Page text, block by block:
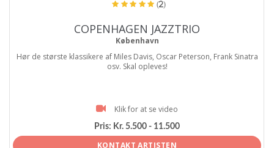
(2)
COPENHAGEN JAZZTRIO
København
Hør de største klassikere af Miles Davis, Oscar Peterson, Frank Sinatra
osv. Skal opleves!
Klik for at se video
Pris: Kr. 5.500 - 11.500
KONTAKT ARTISTEN